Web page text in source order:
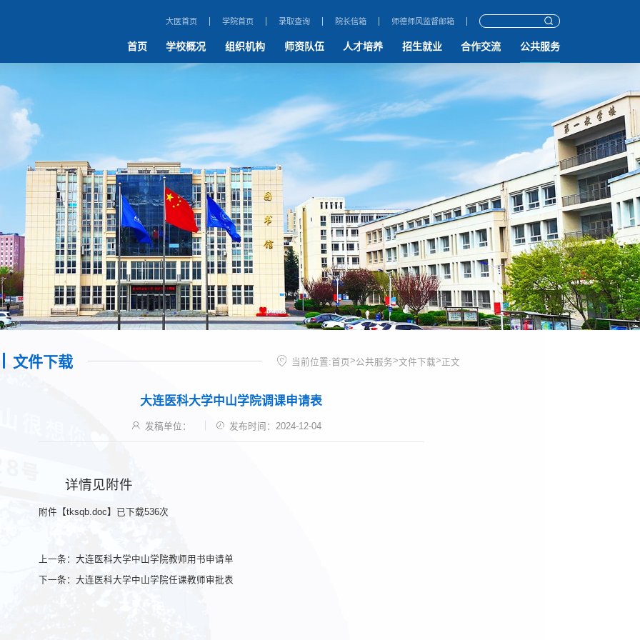
大医首页 学院首页 录取查询 院长信箱 师德师风监督邮箱
首页 学校概况 组织机构 师资队伍 人才培养 招生就业 合作交流 公共服务
文件下载 当前位置:首页>公共服务>文件下载>正文
大连医科大学中山学院调课申请表
发稿单位： 发布时间：2024-12-04
详情见附件
附件【tksqb.doc】已下载536次
上一条： 大连医科大学中山学院教师用书申请单
下一条： 大连医科大学中山学院任课教师审批表